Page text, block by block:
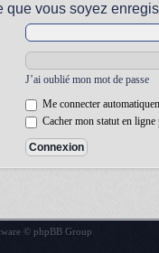
que vous soyez
J’ai oublié mon mot de passe
Me connecter
Cacher mon statut en ligne
© phpBB Group